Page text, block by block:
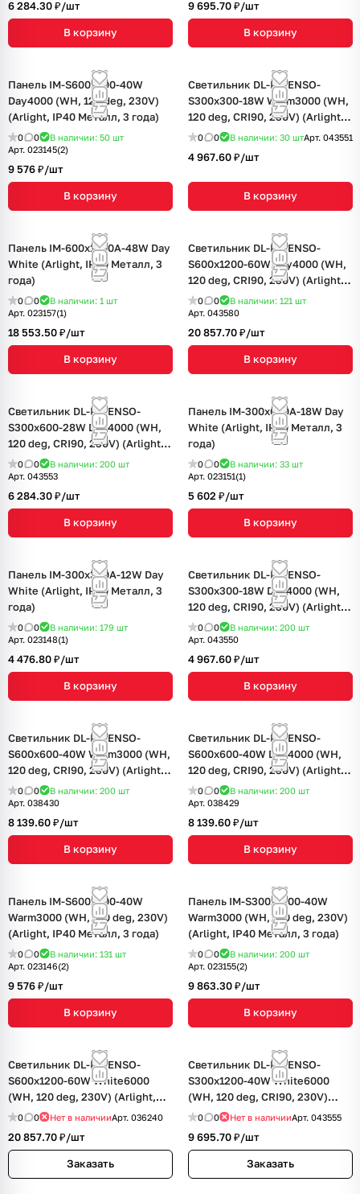
6 284.30 ₽/шт
В корзину
9 695.70 ₽/шт
В корзину
Панель IM-S600x600-40W
Day4000 (WH, 120 deg, 230V)
(Arlight, IP40 Металл, 3 года)
0 0 В наличии: 50 шт
Арт. 023145(2)
9 576 ₽/шт
В корзину
Светильник DL-INTENSO-
S300x300-18W Warm3000 (WH,
120 deg, CRI90, 230V) (Arlight,
IP40 Металл, 5 лет)
0 0 В наличии: 30 штАрт. 043551
4 967.60 ₽/шт
В корзину
Панель IM-600x1200A-48W Day
White (Arlight, IP40 Металл, 3
года)
0 0 В наличии: 1 шт
Арт. 023157(1)
18 553.50 ₽/шт
В корзину
Светильник DL-INTENSO-
S600x1200-60W Day4000 (WH,
120 deg, CRI90, 230V) (Arlight,
IP40 Металл, 5 лет)
0 0 В наличии: 121 шт
Арт. 043580
20 857.70 ₽/шт
В корзину
Светильник DL-INTENSO-
S300x600-28W Day4000 (WH,
120 deg, CRI90, 230V) (Arlight,
IP40 Металл, 5 лет)
0 0 В наличии: 200 шт
Арт. 043553
6 284.30 ₽/шт
В корзину
Панель IM-300x600A-18W Day
White (Arlight, IP40 Металл, 3
года)
0 0 В наличии: 33 шт
Арт. 023151(1)
5 602 ₽/шт
В корзину
Панель IM-300x300A-12W Day
White (Arlight, IP40 Металл, 3
года)
0 0 В наличии: 179 шт
Арт. 023148(1)
4 476.80 ₽/шт
В корзину
Светильник DL-INTENSO-
S300x300-18W Day4000 (WH,
120 deg, CRI90, 230V) (Arlight,
IP40 Металл, 5 лет)
0 0 В наличии: 200 шт
Арт. 043550
4 967.60 ₽/шт
В корзину
Светильник DL-INTENSO-
S600x600-40W Warm3000 (WH,
120 deg, CRI90, 230V) (Arlight,
IP40 Металл, 5 лет)
0 0 В наличии: 200 шт
Арт. 038430
8 139.60 ₽/шт
В корзину
Светильник DL-INTENSO-
S600x600-40W Day4000 (WH,
120 deg, CRI90, 230V) (Arlight,
IP40 Металл, 5 лет)
0 0 В наличии: 200 шт
Арт. 038429
8 139.60 ₽/шт
В корзину
Панель IM-S600x600-40W
Warm3000 (WH, 120 deg, 230V)
(Arlight, IP40 Металл, 3 года)
0 0 В наличии: 131 шт
Арт. 023146(2)
9 576 ₽/шт
В корзину
Панель IM-S300x1200-40W
Warm3000 (WH, 120 deg, 230V)
(Arlight, IP40 Металл, 3 года)
0 0 В наличии: 200 шт
Арт. 023155(2)
9 863.30 ₽/шт
В корзину
Светильник DL-INTENSO-
S600x1200-60W White6000
(WH, 120 deg, 230V) (Arlight,
IP40 Металл, 3 года)
0 0 Нет в наличииАрт. 036240
20 857.70 ₽/шт
Заказать
Светильник DL-INTENSO-
S300x1200-40W White6000
(WH, 120 deg, CRI90, 230V)
(Arlight, IP40 Металл, 5 лет)
0 0 Нет в наличииАрт. 043555
9 695.70 ₽/шт
Заказать